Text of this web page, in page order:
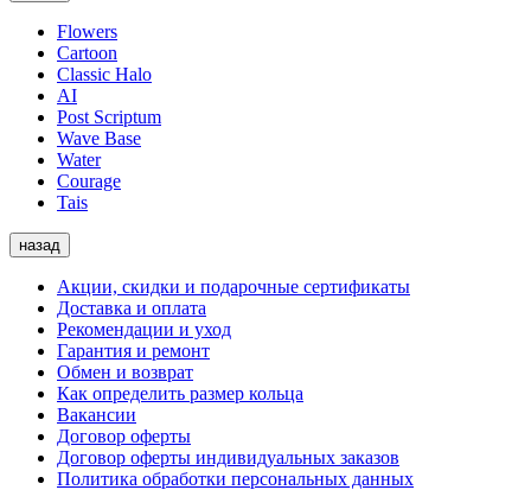
Flowers
Cartoon
Classic Halo
AI
Post Scriptum
Wave Base
Water
Courage
Tais
назад
Акции, скидки и подарочные сертификаты
Доставка и оплата
Рекомендации и уход
Гарантия и ремонт
Обмен и возврат
Как определить размер кольца
Вакансии
Договор оферты
Договор оферты индивидуальных заказов
Политика обработки персональных данных